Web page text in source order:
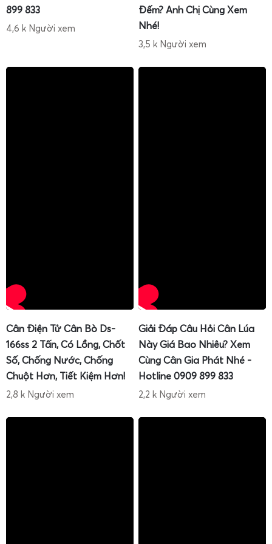
Hướng dẫn sử dụng, hiệu chuẩn và tự sửa cân điện tử
2 tấn
Một trong những điểm mạnh tạo nên uy tín của Cân Điện
Tử Gia Phát là chính sách
hướng dẫn sử dụng tận tình,
hướng dẫn hiệu chuẩn
và hướng dẫn tựsửa cân điện tử
tấn
trong suốt thời gian sử dụng. Thay vì chỉ lắp đặt rồi
tạo người vận hành để họ chủ động hơn trong quá trình
sử dụng.
899 833
4,6 k Người xem
Đếm? Anh Chị Cùng Xem
Nhé!
3,5 k Người xem
Cân Điện Tử Cân Bò Ds-
166ss 2 Tấn, Có Lồng, Chốt
Số, Chống Nước, Chống
Chuột Hơn, Tiết Kiệm Hơn!
2,8 k Người xem
Giải Đáp Câu Hỏi Cân Lúa
Này Giá Bao Nhiêu? Xem
Cùng Cân Gia Phát Nhé -
Hotline 0909 899 833
2,2 k Người xem